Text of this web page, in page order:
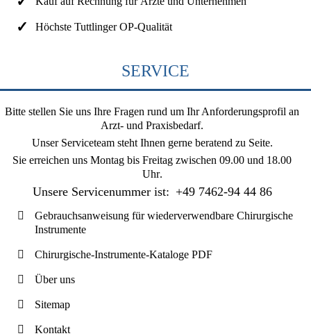
Höchste Tuttlinger OP-Qualität
SERVICE
Bitte stellen Sie uns Ihre Fragen rund um Ihr Anforderungsprofil an
Arzt- und Praxisbedarf.
Unser Serviceteam steht Ihnen gerne beratend zu Seite.
Sie erreichen uns Montag bis Freitag zwischen 09.00 und 18.00
Uhr.
Unsere Servicenummer ist: +49 7462-94 44 86
Gebrauchsanweisung für wiederverwendbare Chirurgische
Instrumente
Chirurgische-Instrumente-Kataloge PDF
Über uns
Sitemap
Kontakt